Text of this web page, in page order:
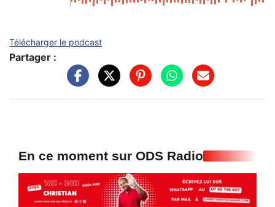
Télécharger le podcast
Partager :
En ce moment sur ODS Radio